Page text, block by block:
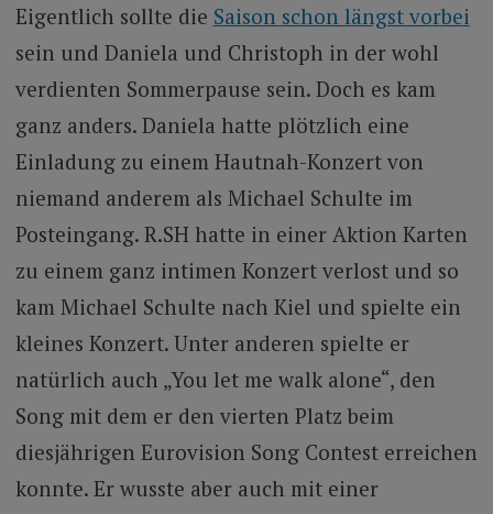
Eigentlich sollte die Saison schon längst vorbei
sein und Daniela und Christoph in der wohl
verdienten Sommerpause sein. Doch es kam
ganz anders. Daniela hatte plötzlich eine
Einladung zu einem Hautnah-Konzert von
niemand anderem als Michael Schulte im
Posteingang. R.SH hatte in einer Aktion Karten
zu einem ganz intimen Konzert verlost und so
kam Michael Schulte nach Kiel und spielte ein
kleines Konzert. Unter anderen spielte er
natürlich auch „You let me walk alone“, den
Song mit dem er den vierten Platz beim
diesjährigen Eurovision Song Contest erreichen
konnte. Er wusste aber auch mit einer